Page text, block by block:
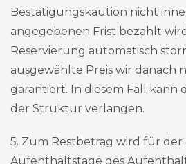
Bestätigungskaution nicht
angegebenen Frist bezahlt
Reservierung automatisch
ausgewählte Preis wir danach
garantiert. In diesem Fall kann
der Struktur verlangen.
5. Zum Restbetrag wird für
Aufenthaltstage des